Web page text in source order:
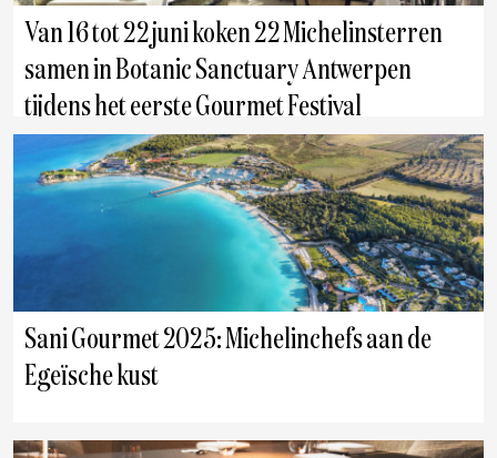
Van 16 tot 22 juni koken 22 Michelinsterren
samen in Botanic Sanctuary Antwerpen
tijdens het eerste Gourmet Festival
Antwerpen
Sani Gourmet 2025: Michelinchefs aan de
Egeïsche kust